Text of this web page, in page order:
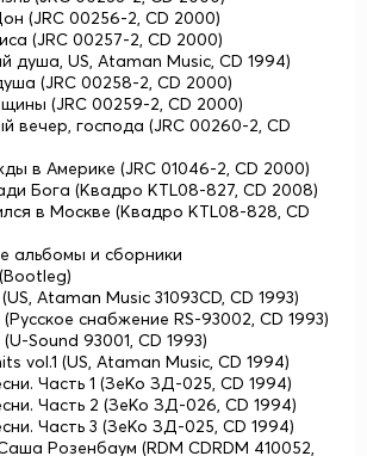
(JRC 00256-2, CD 2000)
(JRC 00257-2, CD 2000)
душа, US, Ataman Music, CD 1994)
(JRC 00258-2, CD 2000)
(JRC 00259-2, CD 2000)
вечер, господа (JRC 00260-2, CD
в Америке (JRC 01046-2, CD 2000)
Бога (Квадро KTL08-827, CD 2008)
в Москве (Квадро KTL08-828, CD
альбомы и сборники
Ataman Music 31093CD, CD 1993)
снабжение RS-93002, CD 1993)
Sound 93001, CD 1993)
vol.1 (US, Ataman Music, CD 1994)
Часть 1 (ЗеКо ЗД-025, CD 1994)
Часть 2 (ЗеКо ЗД-026, CD 1994)
Часть 3 (ЗеКо ЗД-025, CD 1994)
Розенбаум (RDM CDRDM 410052,